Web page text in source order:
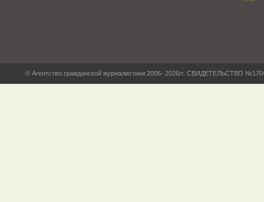
© Агентство гражданской журналистики 2006- 2026гг. СВИДЕТЕЛЬСТВО